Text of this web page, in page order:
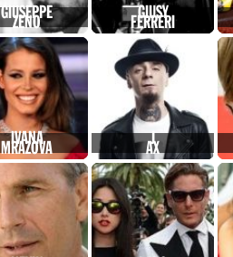
GIUSEPPE
ZENO GIUSY
FERRERI
IVANA
MRAZOVA J
AX